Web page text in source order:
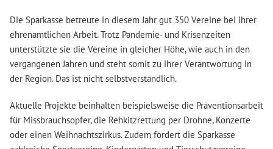
Die Sparkasse betreute in diesem Jahr gut 350 Vereine bei ihrer
ehrenamtlichen Arbeit. Trotz Pandemie- und Krisenzeiten
unterstützte sie die Vereine in gleicher Höhe, wie auch in den
vergangenen Jahren und steht somit zu ihrer Verantwortung in
der Region. Das ist nicht selbstverständlich.
Aktuelle Projekte beinhalten beispielsweise die Präventionsarbeit
für Missbrauchsopfer, die Rehkitzrettung per Drohne, Konzerte
oder einen Weihnachtszirkus. Zudem fördert die Sparkasse